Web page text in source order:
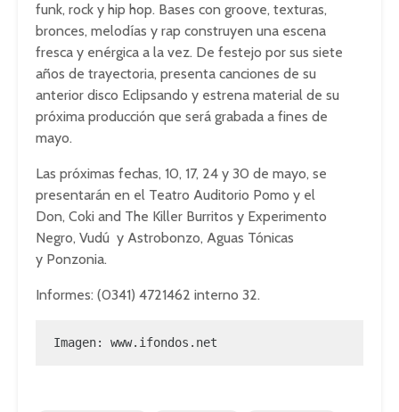
funk, rock y hip hop. Bases con groove, texturas,
bronces, melodías y rap construyen una escena
fresca y enérgica a la vez. De festejo por sus siete
años de trayectoria, presenta canciones de su
anterior disco Eclipsando y estrena material de su
próxima producción que será grabada a fines de
mayo.
Las próximas fechas, 10, 17, 24 y 30 de mayo, se
presentarán en el Teatro Auditorio Pomo y el
Don, Coki and The Killer Burritos y Experimento
Negro, Vudú y Astrobonzo, Aguas Tónicas
y Ponzonia.
Informes: (0341) 4721462 interno 32.
Imagen: www.ifondos.net